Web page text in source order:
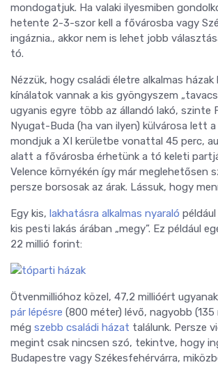
mondogatjuk. Ha valaki ilyesmiben
hetente 2-3-szor kell a fővárosba vagy
ingáznia., akkor nem is lehet jobb
tó.
Nézzük, hogy családi életre alkalmas
kínálatok vannak a kis gyöngyszem
ugyanis egyre több az állandó lakó, szinte
Nyugat-Buda (ha van ilyen) külvárosa lett
mondjuk a XI kerületbe vonattal 45 perc,
alatt a fővárosba érhetünk a tó keleti
Velence környékén így már meglehetősen
persze borsosak az árak. Lássuk, hogy
Egy kis, lakhatásra alkalmas nyaraló
kis pesti lakás árában „megy”. Ez például
22 millió forint:
Ötvenmillióhoz közel, 47,2 millióért
pár lépésre (800 méter) lévő, nagyobb
még szebb családi házat találunk. Persze
megint csak nincsen szó, tekintve, hogy
Budapestre vagy Székesfehérvárra,